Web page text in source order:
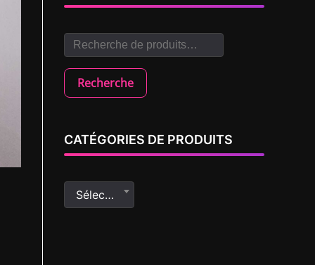
Recherche
CATÉGORIES DE PRODUITS
Sélectionner une catégorie